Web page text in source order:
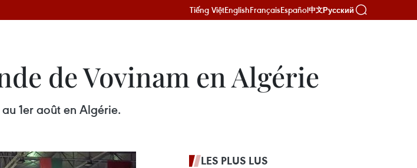
Tiếng ViệtEnglishFrançaisEspañol中文Русский
de Vovinam en Algérie
1er août en Algérie.
LES PLUS LUS